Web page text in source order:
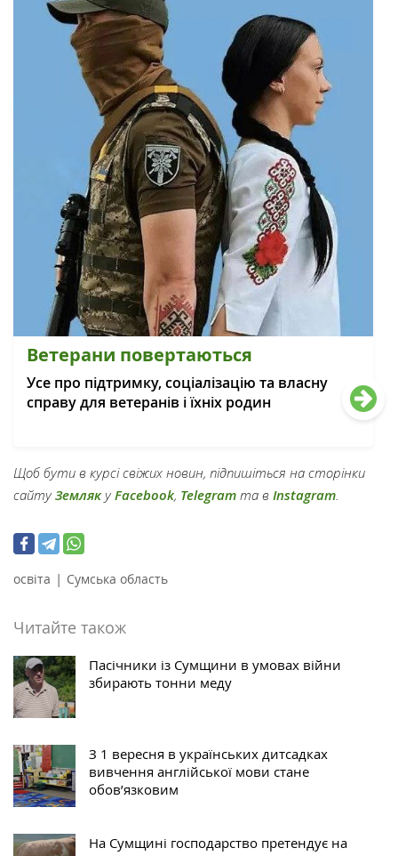
Ветерани повертаються
Усе про підтримку, соціалізацію та власну
справу для ветеранів і їхніх родин
Щоб бути в курсі свіжих новин, підпишіться на сторінки
сайтуЗемлякуFacebook, Telegram та в Instagram
освіта | Сумська область
Читайте також
Пасічники із Сумщини в умовах війни
збирають тонни меду
З 1 вересня в українських дитсадках
вивчення англійської мови стане
обов’язковим
На Сумщині господарство претендує на